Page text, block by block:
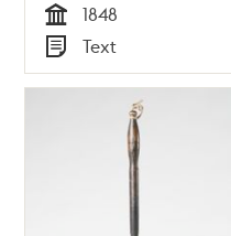
Tid
1848
Typ
Text